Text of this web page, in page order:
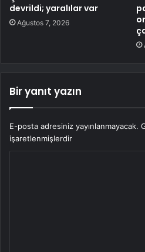
devrildi; yaralılar var
Ağustos 7, 2026
Bir yanıt yazın
E-posta adresiniz yayınlanmayacak.
işaretlenmişlerdir